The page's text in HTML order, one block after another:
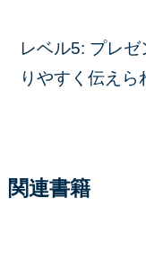
レベル5: プレ
りやすく伝えら
関連書籍